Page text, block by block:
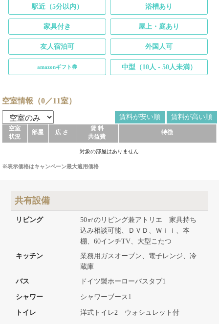
駅近（5分以内） 浴槽あり
家具付き 屋上・庭あり
友人宿泊可 外国人可
amazonギフト券 中型（10人 - 50人未満）
空室情報（0／11室）
賃料が安い順 賃料が高い順
空室
状況
部屋 広 さ
賃 料
共益費
特徴
対象の部屋はありません
※表示価格はキャンペーン最大適用価格
共有設備
リビング
50㎡のリビング兼アトリエ 家具持ち
込み相談可能、ＤＶＤ、Ｗｉｉ、本
棚、60インチTV、大型こたつ
キッチン
業務用ガスオーブン、電子レンジ、冷
蔵庫
バス
ドイツ製ホーローバスタブ1
シャワー シャワーブース1
トイレ 洋式トイレ2 ウォシュレット付